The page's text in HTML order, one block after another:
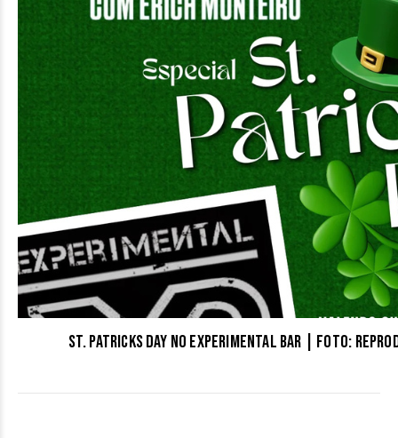
St. Patricks Day no Experimental Bar | Foto: